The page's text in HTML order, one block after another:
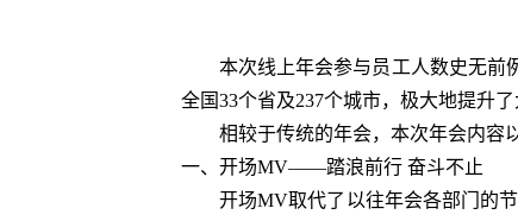
本次线上年会参与员工人数史无前例
全国33个省及237个城市，极大地提升
相较于传统的年会，本次年会内容以
一、开场MV——踏浪前行 奋斗不止
开场MV取代了以往年会各部门的节